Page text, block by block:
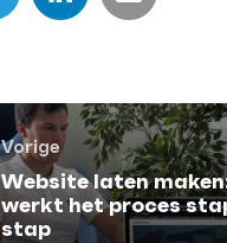
Vorige
Website laten
werkt het proces
stap